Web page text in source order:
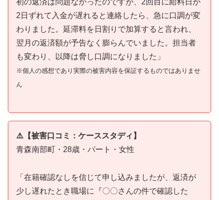
2日ずれて入金が遅れると連絡したら、急に口調が変
わりました。延滞料を日割りで加算すると言われ、
翌月の返済額が予告なく膨らんでいました。担当者
も変わり、以降は脅し口調になりました」
※個人の感想であり実際の被害内容を保証するものではありませ
ん
⚠️【被害口コミ：ケーススタディ】
青森南部町・28歳・パート・女性
「在籍確認なしを信じて申し込みましたが、返済が
少し遅れたとき職場に『〇〇さんの件で確認した